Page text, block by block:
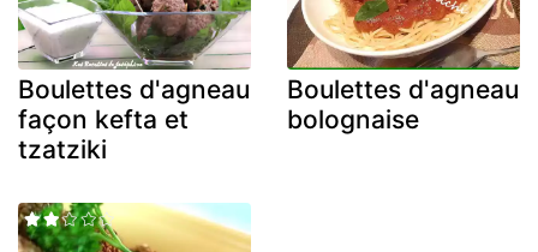
Boulettes d'agneau
façon kefta et
tzatziki
Boulettes d'agneau
bolognaise